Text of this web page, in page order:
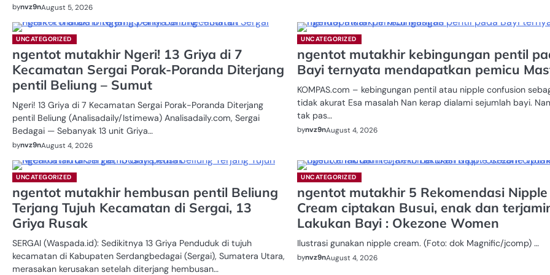
bynvz9nAugust 5, 2026
UNCATEGORIZED
ngentot mutakhir Ngeri! 13 Griya di 7
Kecamatan Sergai Porak-Poranda Diterjang
pentil Beliung – Sumut
Ngeri! 13 Griya di 7 Kecamatan Sergai Porak-Poranda Diterjang
pentil Beliung (Analisadaily/Istimewa) Analisadaily.com, Sergai
Bedagai — Sebanyak 13 unit Griya…
bynvz9nAugust 4, 2026
UNCATEGORIZED
ngentot mutakhir kebingungan pentil
Bayi ternyata mendapatkan pemicu
KOMPAS.com – kebingungan pentil atau nipple confusion
tidak akurat Esa masalah Nan kerap dialami sejumlah bayi.
tak pas…
bynvz9nAugust 4, 2026
UNCATEGORIZED
ngentot mutakhir hembusan pentil Beliung
Terjang Tujuh Kecamatan di Sergai, 13
Griya Rusak
SERGAI (Waspada.id): Sedikitnya 13 Griya Penduduk di tujuh
kecamatan di Kabupaten Serdangbedagai (Sergai), Sumatera Utara,
merasakan kerusakan setelah diterjang hembusan…
UNCATEGORIZED
ngentot mutakhir 5 Rekomendasi Nipple
Cream ciptakan Busui, enak dan
Lakukan Bayi : Okezone Women
Ilustrasi gunakan nipple cream. (Foto: dok Magnific/jcomp) …
bynvz9nAugust 4, 2026